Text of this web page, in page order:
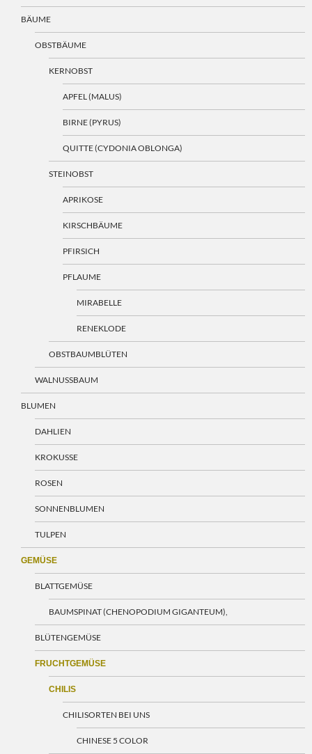
BÄUME
OBSTBÄUME
KERNOBST
APFEL (MALUS)
BIRNE (PYRUS)
QUITTE (CYDONIA OBLONGA)
STEINOBST
APRIKOSE
KIRSCHBÄUME
PFIRSICH
PFLAUME
MIRABELLE
RENEKLODE
OBSTBAUMBLÜTEN
WALNUSSBAUM
BLUMEN
DAHLIEN
KROKUSSE
ROSEN
SONNENBLUMEN
TULPEN
GEMÜSE
BLATTGEMÜSE
BAUMSPINAT (CHENOPODIUM GIGANTEUM),
BLÜTENGEMÜSE
FRUCHTGEMÜSE
CHILIS
CHILISORTEN BEI UNS
CHINESE 5 COLOR